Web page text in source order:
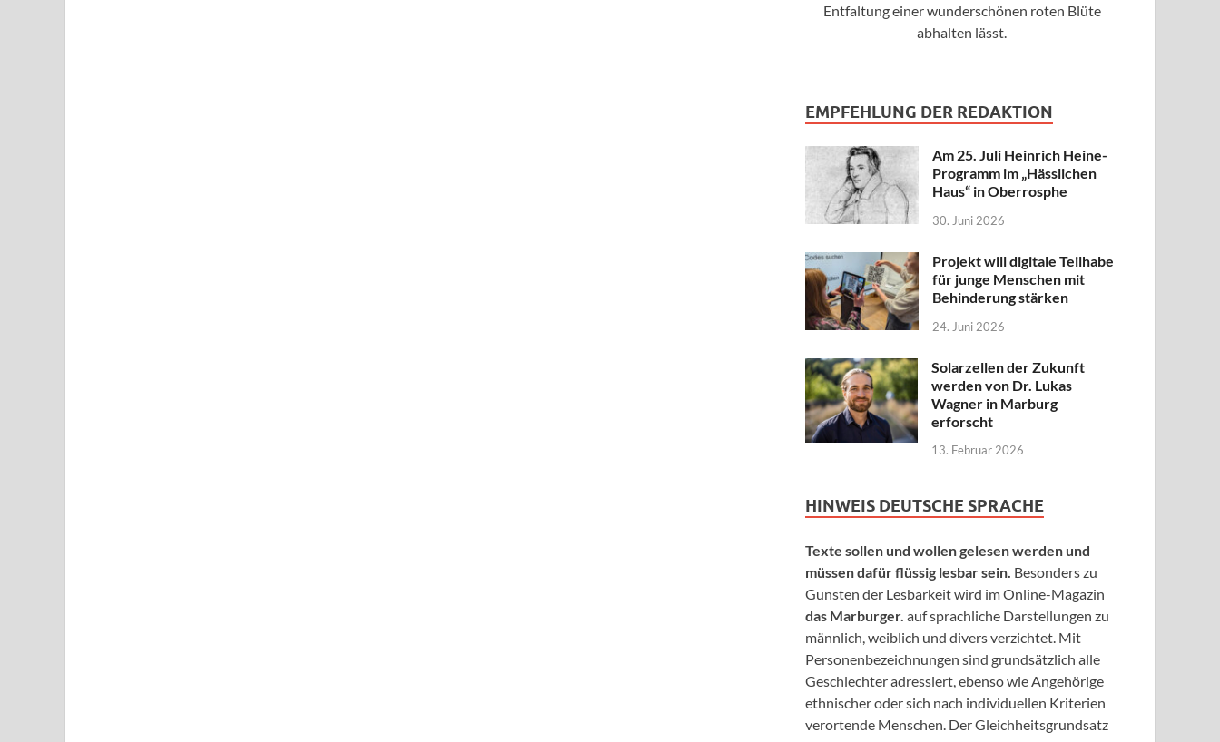
Entfaltung einer wunderschönen roten Blüte
abhalten lässt.
EMPFEHLUNG DER REDAKTION
Am 25. Juli Heinrich Heine-
Programm im „Hässlichen
Haus“ in Oberrosphe
30. Juni 2026
Projekt will digitale Teilhabe
für junge Menschen mit
Behinderung stärken
24. Juni 2026
Solarzellen der Zukunft
werden von Dr. Lukas
Wagner in Marburg
erforscht
13. Februar 2026
HINWEIS DEUTSCHE SPRACHE
Texte sollen und wollen gelesen werden und
müssen dafür flüssig lesbar sein. Besonders zu
Gunsten der Lesbarkeit wird im Online-Magazin
das Marburger. auf sprachliche Darstellungen zu
männlich, weiblich und divers verzichtet. Mit
Personenbezeichnungen sind grundsätzlich alle
Geschlechter adressiert, ebenso wie Angehörige
ethnischer oder sich nach individuellen Kriterien
verortende Menschen. Der Gleichheitsgrundsatz